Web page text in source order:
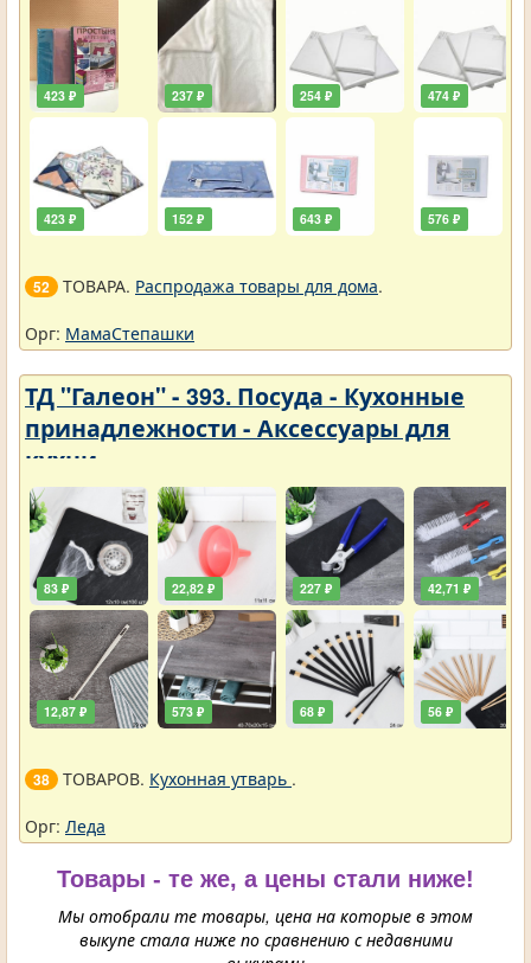
423 ₽
423 ₽
237 ₽
152 ₽
254 ₽
643 ₽
474 ₽
576 ₽
52 ТОВАРА. Распродажа товары для дома.
Орг: МамаСтепашки
ТД "Галеон" - 393. Посуда - Кухонные
принадлежности - Аксессуары для
кухни
83 ₽
12,87 ₽
22,82 ₽
573 ₽
227 ₽
68 ₽
42,71 ₽
56 ₽
38 ТОВАРОВ. Кухонная утварь .
Орг: Леда
Товары - те же, а цены стали ниже!
Мы отобрали те товары, цена на которые в этом
выкупе стала ниже по сравнению с недавними